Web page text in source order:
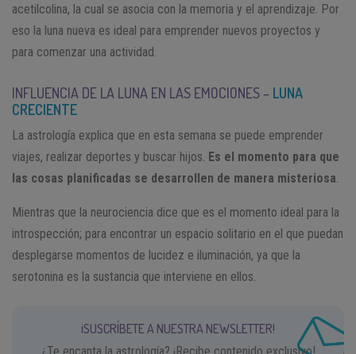
acetilcolina, la cual se asocia con la memoria y el aprendizaje. Por
eso la luna nueva es ideal para emprender nuevos proyectos y
para comenzar una actividad.
INFLUENCIA DE LA LUNA EN LAS EMOCIONES – LUNA
CRECIENTE
La astrología explica que en esta semana se puede emprender
viajes, realizar deportes y buscar hijos. Es el momento para que
las cosas planificadas se desarrollen de manera misteriosa
Mientras que la neurociencia dice que es el momento ideal para la
introspección; para encontrar un espacio solitario en el que puedan
desplegarse momentos de lucidez e iluminación, ya que la
serotonina es la sustancia que interviene en ellos.
¡SUSCRÍBETE A NUESTRA NEWSLETTER!
¿Te encanta la astrología? ¡Recibe contenido exclusivo!